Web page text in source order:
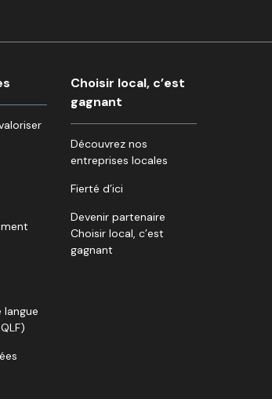
langue
Choisir local, c’est
gagnant
Découvrez nos
entreprises locales
Fierté d’ici
Devenir partenaire
Choisir local, c’est
gagnant